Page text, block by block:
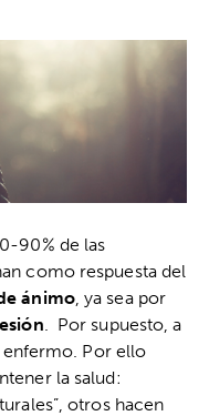
90% de las
como respuesta del
ánimo, ya sea por
. Por supuesto, a
enfermo. Por ello
la salud:
otros hacen